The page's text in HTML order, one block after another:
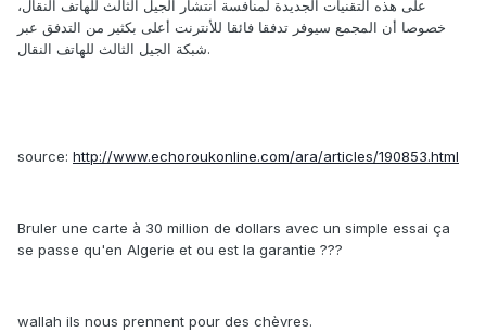
على هذه التقنيات الجديدة لمنافسة انتشار الجيل الثالث للهاتف النقال،
خصوصا أن المجمع سيوفر تدفقا فائقا للأنترنت أعلى بكثير من التدفق عبر
شبكة الجيل الثالث للهاتف النقال.
source: http://www.echoroukonline.com/ara/articles/190853.html
Bruler une carte à 30 million de dollars avec un simple essai ça
se passe qu'en Algerie et ou est la garantie ???
wallah ils nous prennent pour des chèvres.